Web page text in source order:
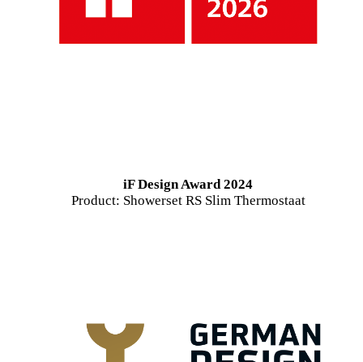
iF Design Award 2024
Product: Showerset RS Slim Thermostaat